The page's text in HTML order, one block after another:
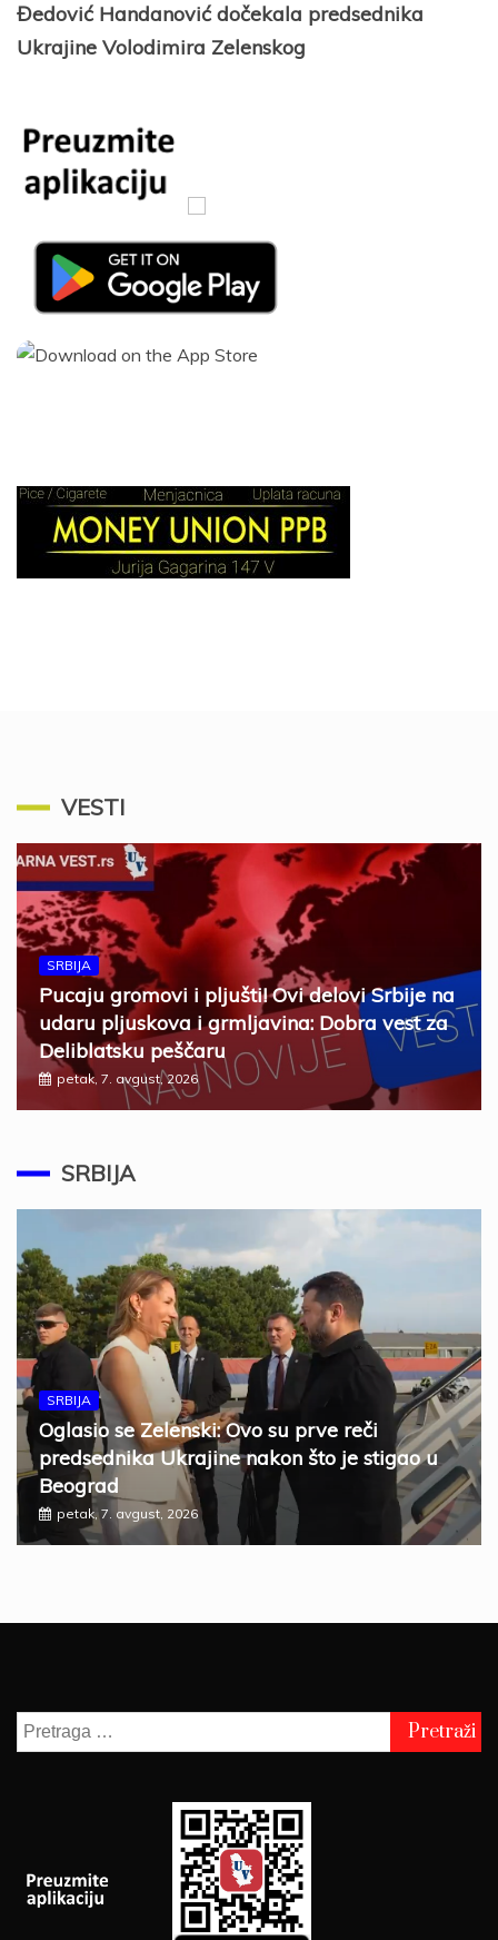
Đedović Handanović dočekala predsednika
Ukrajine Volodimira Zelenskog
VESTI
SRBIJA
Pucaju gromovi i pljušti! Ovi delovi Srbije na
udaru pljuskova i grmljavina: Dobra vest za
Deliblatsku peščaru
petak, 7. avgust, 2026
SRBIJA
SRBIJA
Oglasio se Zelenski: Ovo su prve reči
predsednika Ukrajine nakon što je stigao u
Beograd
petak, 7. avgust, 2026
Pretraga
za: